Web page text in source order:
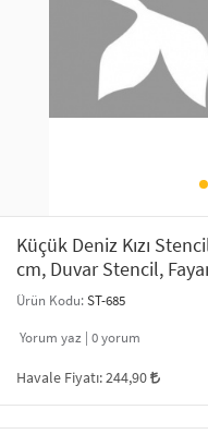
SAÇ AKSESUARLARI
GELİN / DÜĞÜN
ŞAL VE FULAR
ODA KOKUSU VE MUM
YILBAŞI ÜRÜNLERİ
Küçük Deniz Kızı
cm, Duvar Stencil,
Ürün Kodu:ST-685
Yorum yaz | 0yorum
Havale Fiyatı:244,90